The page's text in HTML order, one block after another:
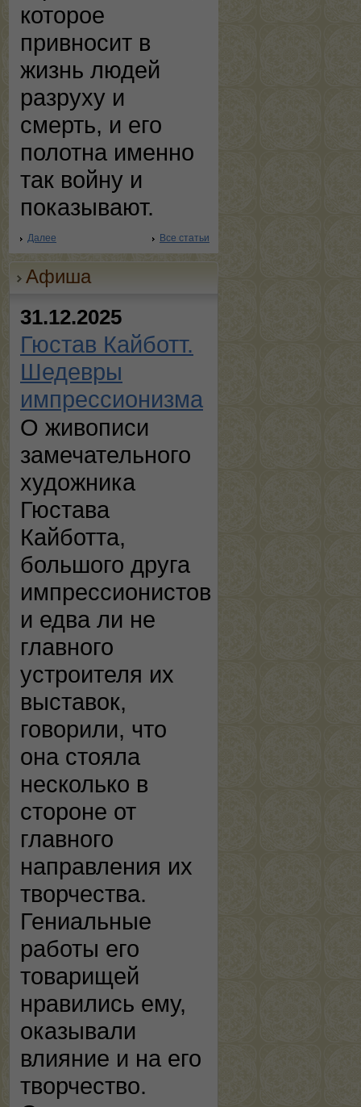
которое
привносит в
жизнь людей
разруху и
смерть, и его
полотна именно
так войну и
показывают.
Далее Все статьи
Афиша
31.12.2025
Гюстав Кайботт.
Шедевры
импрессионизма
О живописи
замечательного
художника
Гюстава
Кайботта,
большого друга
импрессионистов
и едва ли не
главного
устроителя их
выставок,
говорили, что
она стояла
несколько в
стороне от
главного
направления их
творчества.
Гениальные
работы его
товарищей
нравились ему,
оказывали
влияние и на его
творчество.